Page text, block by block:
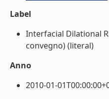
Label
Interfacial Dilational
convegno) (literal)
Anno
2010-01-